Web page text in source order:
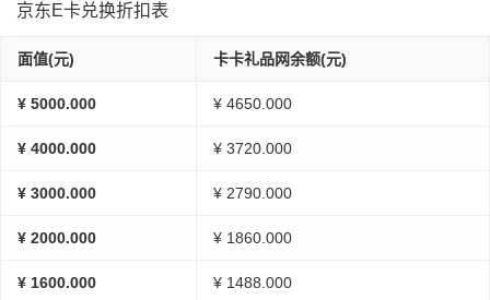
京东E卡兑换折扣表
面值(元) 卡卡礼品网余额(元)
¥ 5000.000 ¥ 4650.000
¥ 4000.000 ¥ 3720.000
¥ 3000.000 ¥ 2790.000
¥ 2000.000 ¥ 1860.000
¥ 1600.000 ¥ 1488.000